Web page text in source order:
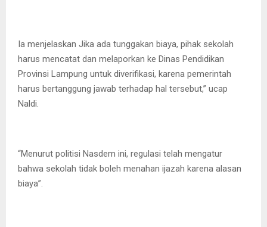
Ia menjelaskan Jika ada tunggakan biaya, pihak sekolah
harus mencatat dan melaporkan ke Dinas Pendidikan
Provinsi Lampung untuk diverifikasi, karena pemerintah
harus bertanggung jawab terhadap hal tersebut,” ucap
Naldi.
“Menurut politisi Nasdem ini, regulasi telah mengatur
bahwa sekolah tidak boleh menahan ijazah karena alasan
biaya”.